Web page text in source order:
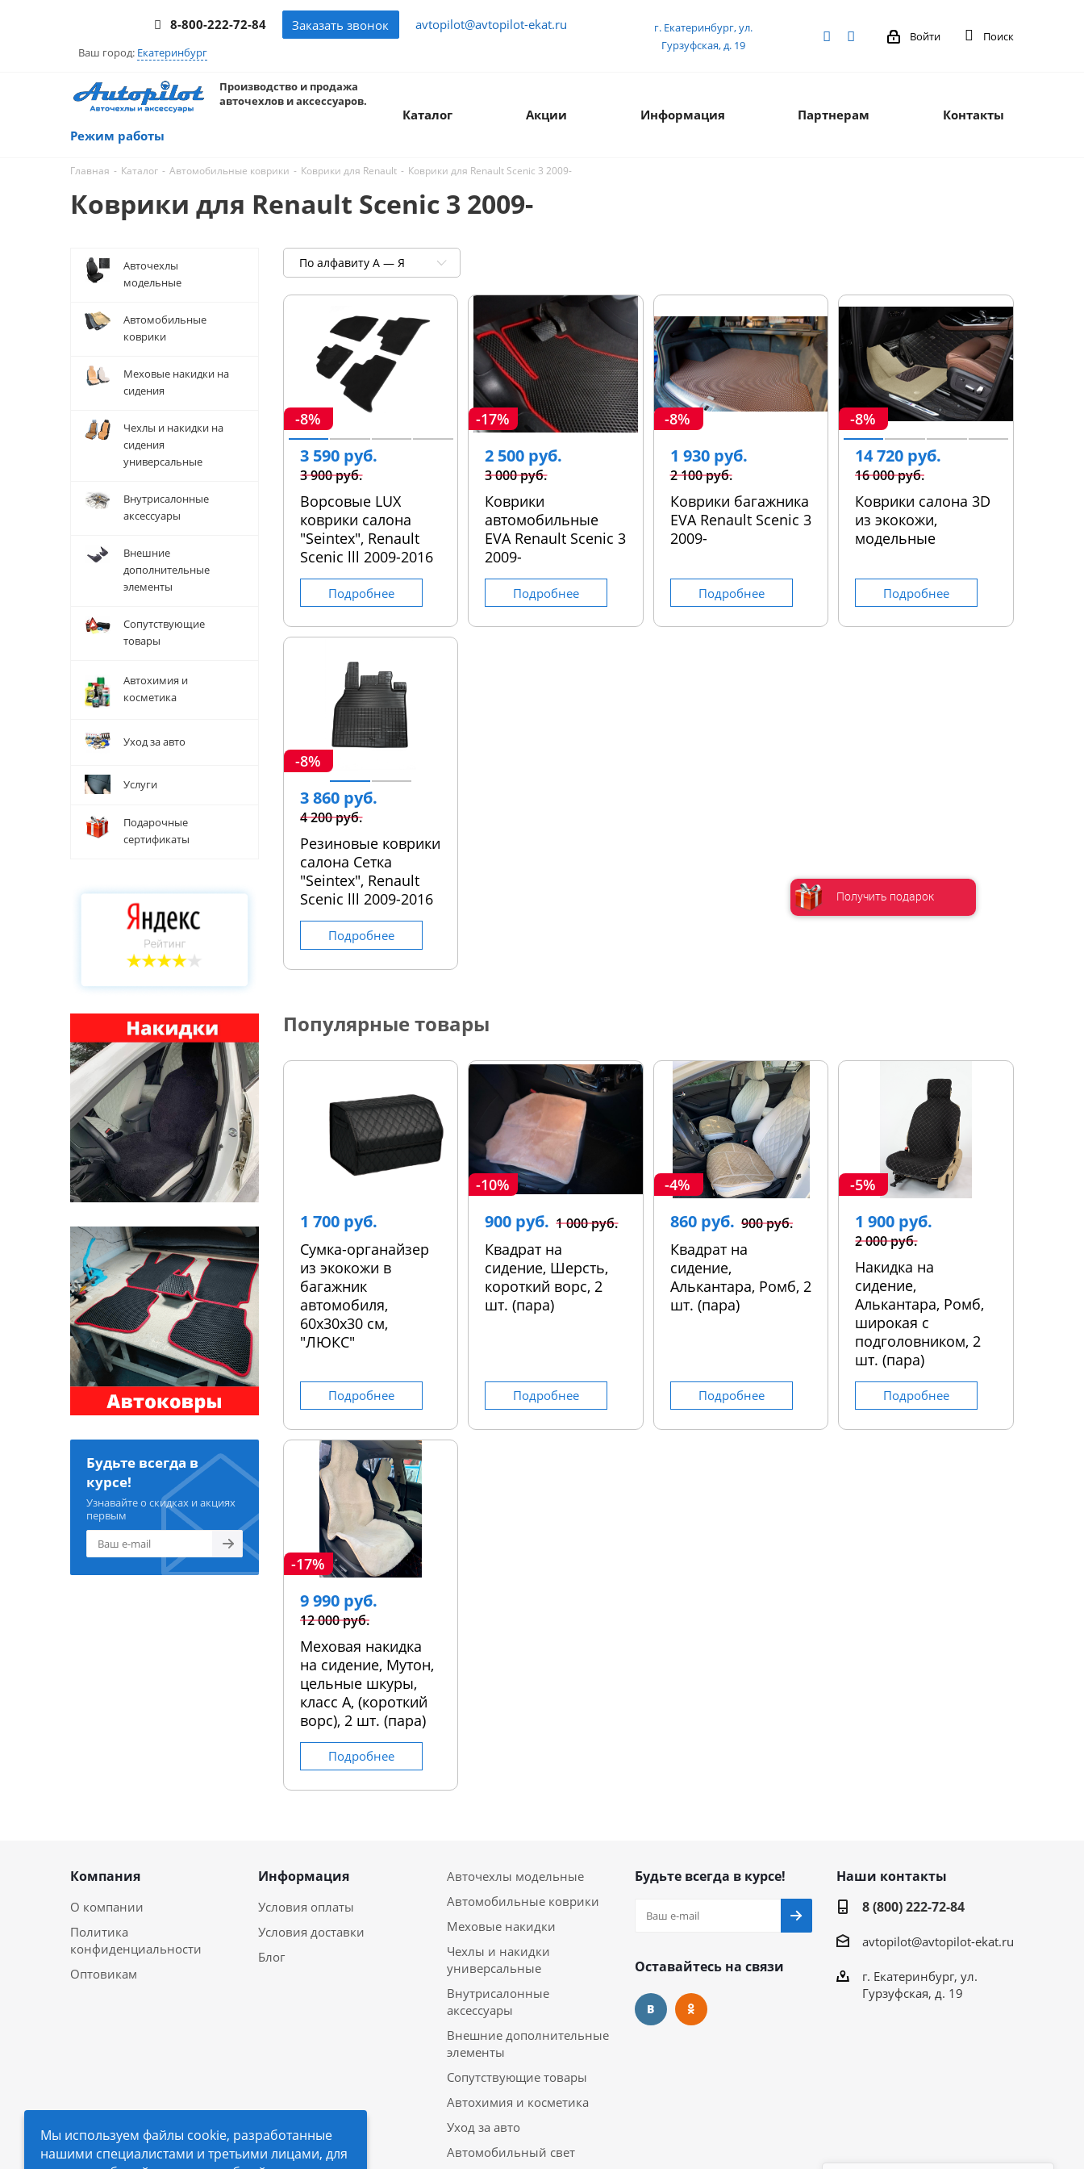
8-800-222-72-84 Заказать звонок avtopilot@avtopilot-ekat.ru
Ваш город: Екатеринбург
г. Екатеринбург, ул.
Гурзуфская, д. 19
Войти Поиск
Производство и продажа
авточехлов и аксессуаров.
Режим работы
Каталог Акции Информация Партнерам Контакты
Главная - Каталог - Автомобильные коврики - Коврики для Renault - Коврики для Renault Scenic 3 2009-
Коврики для Renault Scenic 3 2009-
Авточехлы
модельные
Автомобильные
коврики
Меховые накидки на
сидения
Чехлы и накидки на
сидения
универсальные
Внутрисалонные
аксессуары
Внешние
дополнительные
элементы
Сопутствующие
товары
Автохимия и
косметика
Уход за авто
Услуги
Подарочные
сертификаты
Будьте всегда в
курсе!
Узнавайте о скидках и акциях
первым
По алфавиту А — Я
-8%
3 590 руб.
3 900 руб.
Ворсовые LUX
коврики салона
"Seintex", Renault
Scenic lll 2009-2016
Подробнее
-17%
2 500 руб.
3 000 руб.
Коврики
автомобильные
EVA Renault Scenic 3
2009-
Подробнее
-8%
1 930 руб.
2 100 руб.
Коврики багажника
EVA Renault Scenic 3
2009-
Подробнее
-8%
14 720 руб.
16 000 руб.
Коврики салона 3D
из экокожи,
модельные
Подробнее
-8%
3 860 руб.
4 200 руб.
Резиновые коврики
салона Сетка
"Seintex", Renault
Scenic lll 2009-2016
Подробнее
Популярные товары
1 700 руб.
Сумка-органайзер
из экокожи в
багажник
автомобиля,
60х30х30 см,
"ЛЮКС"
Подробнее
-10%
900 руб. 1 000 руб.
Квадрат на
сидение, Шерсть,
короткий ворс, 2
шт. (пара)
Подробнее
-4%
860 руб. 900 руб.
Квадрат на
сидение,
Алькантара, Ромб, 2
шт. (пара)
Подробнее
-5%
1 900 руб.
2 000 руб.
Накидка на
сидение,
Алькантара, Ромб,
широкая с
подголовником, 2
шт. (пара)
Подробнее
-17%
9 990 руб.
12 000 руб.
Меховая накидка
на сидение, Мутон,
цельные шкуры,
класс А, (короткий
ворс), 2 шт. (пара)
Подробнее
Компания
О компании
Политика
конфиденциальности
Оптовикам
Информация
Условия оплаты
Условия доставки
Блог
Авточехлы модельные
Автомобильные коврики
Меховые накидки
Чехлы и накидки
универсальные
Внутрисалонные
аксессуары
Внешние дополнительные
элементы
Сопутствующие товары
Автохимия и косметика
Уход за авто
Автомобильный свет
Будьте всегда в курсе!
Оставайтесь на связи
Наши контакты
8 (800) 222-72-84
avtopilot@avtopilot-ekat.ru
г. Екатеринбург, ул.
Гурзуфская, д. 19
Мы используем файлы cookie, разработанные
нашими специалистами и третьими лицами, для
Получить подарок